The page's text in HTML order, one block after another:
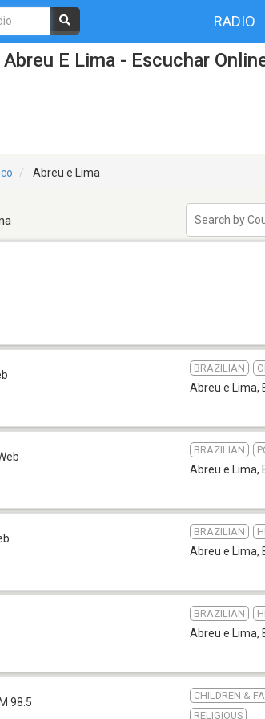
RADIO
E Lima - Escuchar
Abreu e Lima
BRAZILIAN
Abreu e Lima,
BRAZILIAN
Abreu e Lima,
BRAZILIAN
Abreu e Lima,
BRAZILIAN
Abreu e Lima,
98.5
CHILDREN &
RELIGIOUS